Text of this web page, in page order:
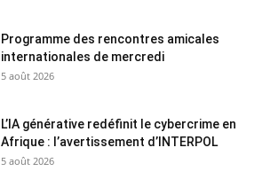
Programme des rencontres amicales
internationales de mercredi
5 août 2026
L’IA générative redéfinit le cybercrime en
Afrique : l’avertissement d’INTERPOL
5 août 2026